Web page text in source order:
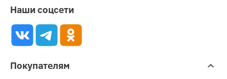
Наши соцсети
Покупателям